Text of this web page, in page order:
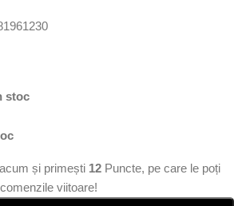
stoc
și primești 12 Puncte, pe care le poți
viitoare!